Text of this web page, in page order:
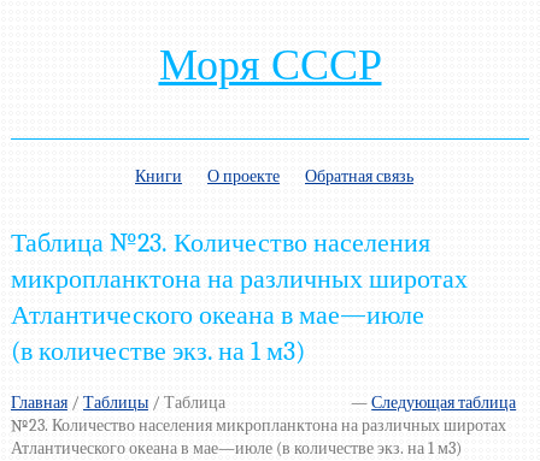
Моря СССР
Книги О проекте Обратная связь
Таблица №23. Количество населения
микропланктона на различных широтах
Атлантического океана в мае—июле
(в количестве экз. на 1 м3)
Главная/ —Следующая таблица
Таблицы/ Таблица
№23. Количество населения микропланктона на различных широтах
Атлантического океана в мае—июле (в количестве экз. на 1 м3)